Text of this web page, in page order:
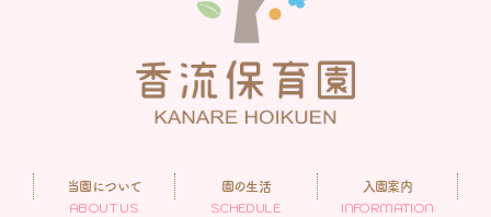
当園について
ABOUT US
園の生活
SCHEDULE
入園案内
INFORMATION